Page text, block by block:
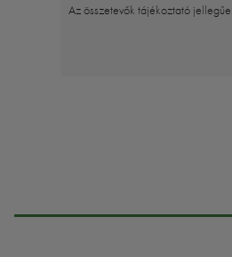
Az összetevők tájékoztató